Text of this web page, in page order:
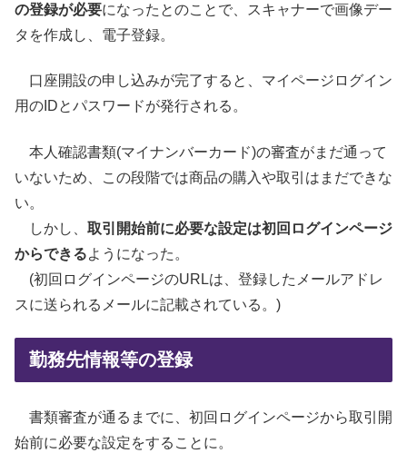
の登録が必要になったとのことで、スキャナーで画像デー
タを作成し、電子登録。
口座開設の申し込みが完了すると、マイページログイン
用のIDとパスワードが発行される。
本人確認書類(マイナンバーカード)の審査がまだ通って
いないため、この段階では商品の購入や取引はまだできな
い。
しかし、 取引開始前に必要な設定は初回ログインページ
からできるようになった。
(初回ログインページのURLは、登録したメールアドレ
スに送られるメールに記載されている。)
勤務先情報等の登録
書類審査が通るまでに、初回ログインページから取引開
始前に必要な設定をすることに。